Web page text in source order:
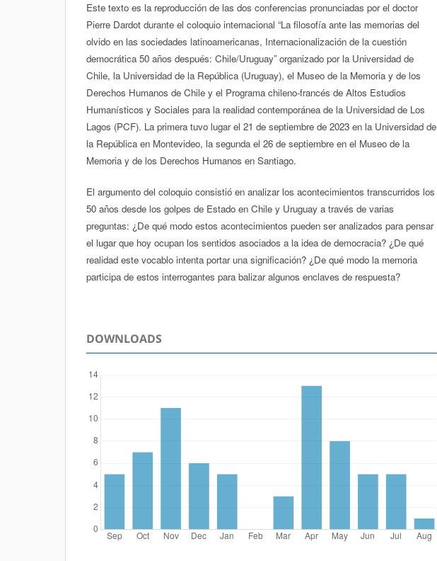
Este texto es la reproducción de las dos conferencias pronunciadas por el doctor
Pierre Dardot durante el coloquio internacional “La filosofía ante las memorias del
olvido en las sociedades latinoamericanas, Internacionalización de la cuestión
democrática 50 años después: Chile/Uruguay” organizado por la Universidad de
Chile, la Universidad de la República (Uruguay), el Museo de la Memoria y de los
Derechos Humanos de Chile y el Programa chileno-francés de Altos Estudios
Humanísticos y Sociales para la realidad contemporánea de la Universidad de Los
Lagos (PCF). La primera tuvo lugar el 21 de septiembre de 2023 en la Universidad de
la República en Montevideo, la segunda el 26 de septiembre en el Museo de la
Memoria y de los Derechos Humanos en Santiago.
El argumento del coloquio consistió en analizar los acontecimientos transcurridos los
50 años desde los golpes de Estado en Chile y Uruguay a través de varias
preguntas: ¿De qué modo estos acontecimientos pueden ser analizados para pensar
el lugar que hoy ocupan los sentidos asociados a la idea de democracia? ¿De qué
realidad este vocablo intenta portar una significación? ¿De qué modo la memoria
participa de estos interrogantes para balizar algunos enclaves de respuesta?
DOWNLOADS